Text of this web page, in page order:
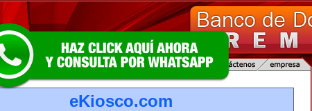
eKiosco.com